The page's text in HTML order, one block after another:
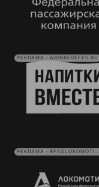
РЕКЛАМА • ABINBEVEFES.RU
РЕКЛАМА • RFSOLOKOMOTIV.RU